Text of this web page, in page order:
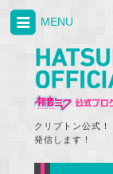
クリプトン公式
発信します！
MENU